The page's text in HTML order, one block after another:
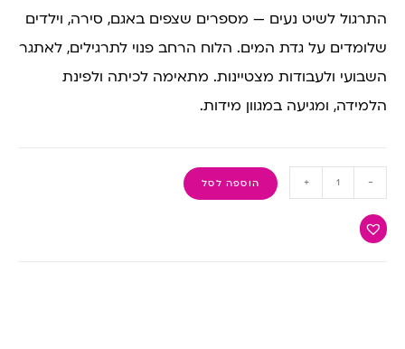
התרגול לשיט נעים — מספרים שצפים באגם, סירה, וילדים
שלומדים על גדת המים. הלוח הרחב פנוי לתרגילים, לאתגר
השבועי ולעבודות מצטיינות. מתאימה לכיתה ולפינת
הלמידה, ומגיעה במגוון מידות.
-
+ הוספה לסל